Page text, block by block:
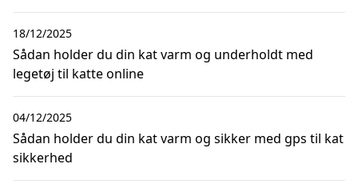
Sådan holder du din kat varm og underholdt med
legetøj til katte online
18/12/2025
Sådan holder du din kat varm og sikker med gps til kat
sikkerhed
04/12/2025